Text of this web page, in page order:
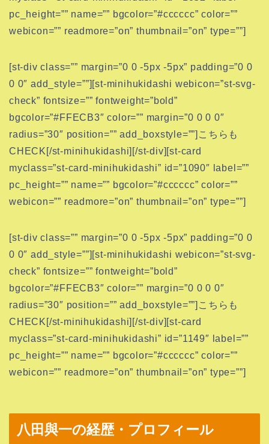
pc_height=”” name=”” bgcolor=”#cccccc” color=””
webicon=”” readmore=”on” thumbnail=”on” type=””]
[st-div class=”” margin=”0 0 -5px -5px” padding=”0 0
0 0″ add_style=””][st-minihukidashi webicon=”st-svg-
check” fontsize=”” fontweight=”bold”
bgcolor=”#FFECB3″ color=”” margin=”0 0 0 0″
radius=”30″ position=”” add_boxstyle=””]こちらも
CHECK[/st-minihukidashi][/st-div][st-card
myclass=”st-card-minihukidashi” id=”1090″ label=””
pc_height=”” name=”” bgcolor=”#cccccc” color=””
webicon=”” readmore=”on” thumbnail=”on” type=””]
[st-div class=”” margin=”0 0 -5px -5px” padding=”0 0
0 0″ add_style=””][st-minihukidashi webicon=”st-svg-
check” fontsize=”” fontweight=”bold”
bgcolor=”#FFECB3″ color=”” margin=”0 0 0 0″
radius=”30″ position=”” add_boxstyle=””]こちらも
CHECK[/st-minihukidashi][/st-div][st-card
myclass=”st-card-minihukidashi” id=”1149″ label=””
pc_height=”” name=”” bgcolor=”#cccccc” color=””
webicon=”” readmore=”on” thumbnail=”on” type=””]
八田與一の経歴・プロフィール